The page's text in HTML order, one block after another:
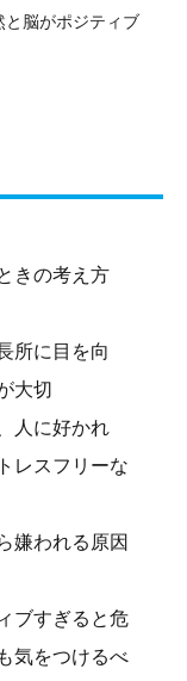
と脳がポジティブ
きの考え方
所に目を向
大切
人に好かれ
レスフリーな
嫌われる原因
ブすぎると危
気をつけるべ